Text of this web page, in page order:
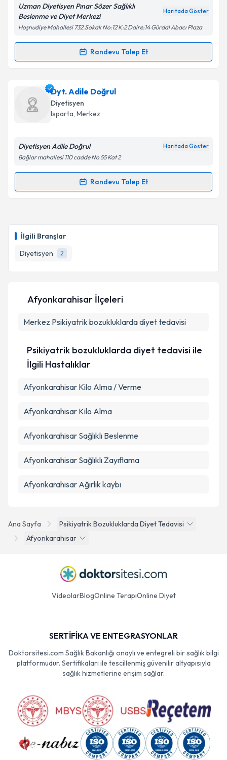
İlgili Branşlar
Diyetisyen
2
Kişisel verilerimin işlenmesine ilişkin
Aydınlatma
Metni'ni okudum ve kişisel verilerimin belirtilen
kapsamda işlenmesini kabul ediyorum.
Takvim Talebini Gönder
Uzman Diyetisyen Pınar Sözer Sağlıklı
Beslenme ve Diyet Merkezi
Haritada Göster
Hoşnudiye Mahallesi 732.Sokak No:12 K:2 Daire:14 Gürdal Abacı Plaza
Randevu Talep Et
Randevu Takvimi Talebi
Uzm. Dyt. Pınar Sözeriçin randevu takvimi talebi
oluşturun. Size bu uzmandan randevu almanız için bir
takvim hazırlandığında e-posta ile bilgilendireceğiz.
Kişisel verilerimin işlenmesine ilişkin
Metni'ni okudum ve kişisel verilerimin belirtilen
Dyt. Adile Doğrul
Diyetisyen
Isparta, Merkez
Diyetisyen Adile Doğrul Haritada Göster
Bağlar mahallesi 110 cadde No 55 Kat 2
Randevu Talep Et
Randevu Takvimi Talebi
takvim hazırlandığında e-posta ile bilgilendireceğiz.
E-posta Adresiniz
Metni'ni okudum ve kişisel verilerimin belirtilen
Takvim Talebini Gönder
Ana Sayfa
Psikiyatrik Bozukluklarda Diyet Tedavisi
Afyonkarahisar
Afyonkarahisar İlçeleri
Merkez Psikiyatrik bozukluklarda diyet tedavisi
Psikiyatrik bozukluklarda diyet tedavisi ile
İlgili Hastalıklar
Afyonkarahisar Kilo Alma / Verme
Afyonkarahisar Kilo Alma
Afyonkarahisar Sağlıklı Beslenme
Afyonkarahisar Sağlıklı Zayıflama
Afyonkarahisar Ağırlık kaybı
VideolarBlogOnline TerapiOnline Diyet
SERTİFİKA VE ENTEGRASYONLAR
Doktorsitesi.com Sağlık Bakanlığı onaylı ve entegreli bir sağlık bilgi
platformudur. Sertifikaları ile tescillenmiş güvenilir altyapısıyla
sağlık hizmetlerine erişim sağlar.